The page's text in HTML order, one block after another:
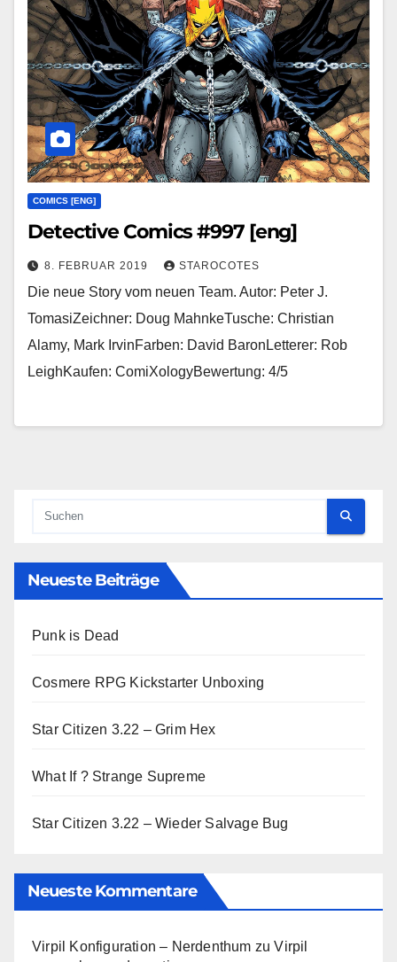
COMICS [ENG]
Detective Comics #997 [eng]
8. FEBRUAR 2019 STAROCOTES
Die neue Story vom neuen Team. Autor: Peter J.
TomasiZeichner: Doug MahnkeTusche: Christian
Alamy, Mark IrvinFarben: David BaronLetterer: Rob
LeighKaufen: ComiXologyBewertung: 4/5
Neueste Beiträge
Punk is Dead
Cosmere RPG Kickstarter Unboxing
Star Citizen 3.22 – Grim Hex
What If ? Strange Supreme
Star Citizen 3.22 – Wieder Salvage Bug
Neueste Kommentare
Virpil Konfiguration – Nerdenthum zuVirpil